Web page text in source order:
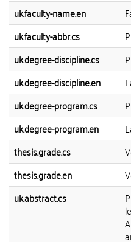
uk.faculty-name.en
uk.faculty-abbr.cs
uk.degree-discipline.cs
uk.degree-discipline.en
uk.degree-program.cs
uk.degree-program.en
thesis.grade.cs
thesis.grade.en
uk.abstract.cs